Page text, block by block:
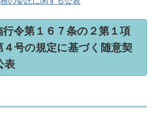
令第１６７条の２第１項
４号の規定に基づく随意契
表